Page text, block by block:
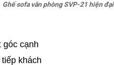
Ghế sofa văn phòng SVP-21 hiện đại
góc cạnh
khách